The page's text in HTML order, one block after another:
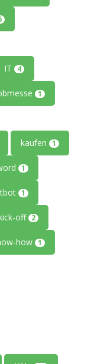
IT 4
1
kaufen 1
1
1
off 2
how 1